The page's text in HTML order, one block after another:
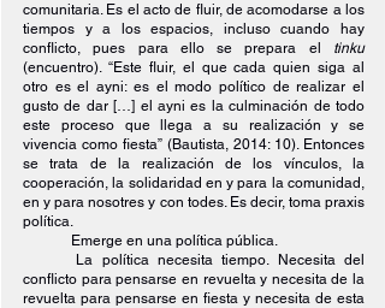
comunitaria. Es el acto de fluir, de acomodarse a los
tiempos y a los espacios, incluso cuando hay
conflicto, pues para ello se prepara el
tinku
(encuentro). “Este fluir, el que cada quien siga al
otro es el ayni: es el modo político de realizar el
gusto de dar […] el ayni es la culminación de todo
este proceso que llega a su realización y se
vivencia como fiesta” (Bautista, 2014: 10). Entonces
se trata de la realización de los vínculos, la
cooperación, la solidaridad en y para la comunidad,
en y para nosotres y con todes. Es decir, toma praxis
política.
Emerge en una política pública.
La política necesita tiempo. Necesita del
conflicto para pensarse en revuelta y necesita de la
revuelta para pensarse en fiesta y necesita de esta